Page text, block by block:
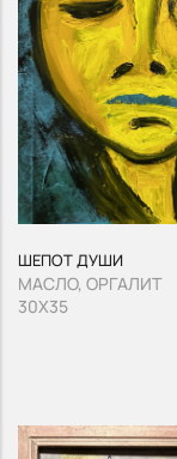
ШЕПОТ ДУШИ
МАСЛО, ОРГАЛИТ
30Х35